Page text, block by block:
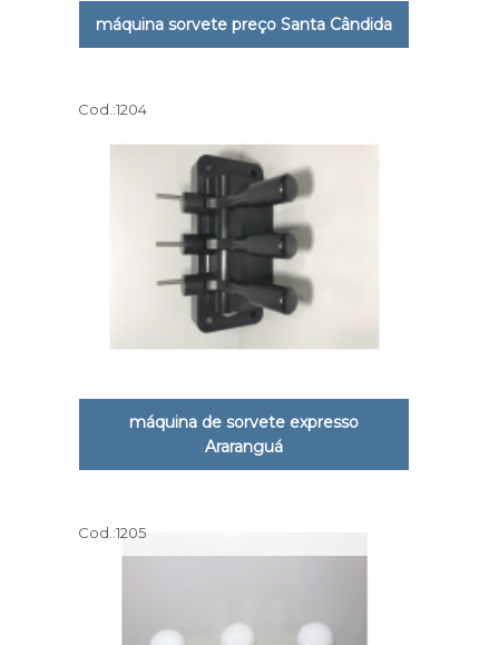
máquina sorvete preço Santa Cândida
Cod.:1204
máquina de sorvete expresso
Araranguá
Cod.:1205